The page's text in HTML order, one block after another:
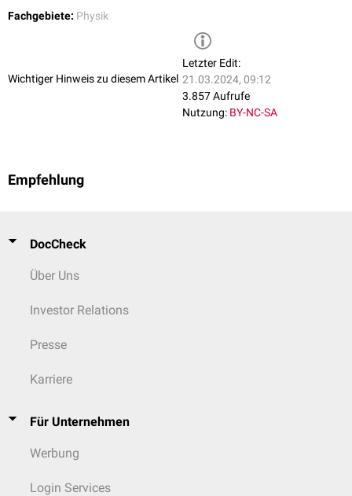
Fachgebiete: Physik
Wichtiger Hinweis zu diesem Artikel
Letzter Edit:
21.03.2024, 09:12
3.857 Aufrufe
Nutzung: BY-NC-SA
Empfehlung
DocCheck
Über Uns
Investor Relations
Presse
Karriere
Für Unternehmen
Werbung
Login Services